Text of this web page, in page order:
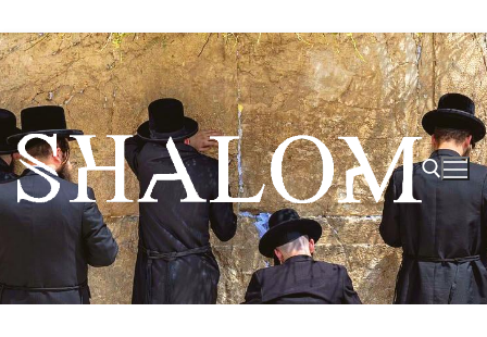
Hyppää
sisältöön
Hae: